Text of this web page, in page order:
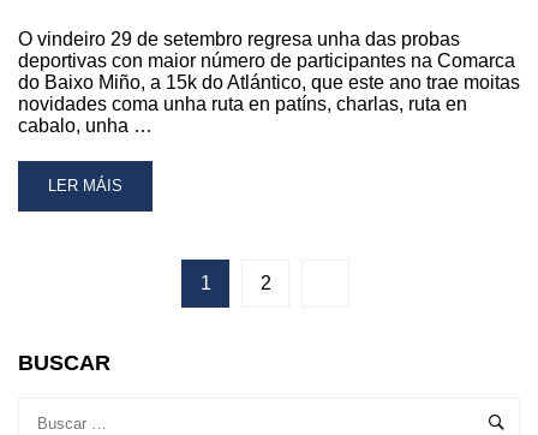
O vindeiro 29 de setembro regresa unha das probas
deportivas con maior número de participantes na Comarca
do Baixo Miño, a 15k do Atlántico, que este ano trae moitas
novidades coma unha ruta en patíns, charlas, ruta en
cabalo, unha …
READ
MORE
PORTUGUÉS
DA
PRESENTE
LER MÁIS
1 2
BUSCAR